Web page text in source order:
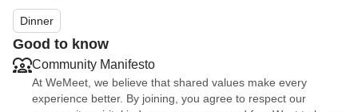
Dinner
Good to know
Community Manifesto
At WeMeet, we believe that shared values make every
experience better. By joining, you agree to respect our